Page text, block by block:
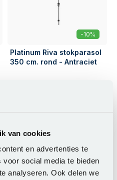
van cookies
en advertenties te
social media te bieden
analyseren. Ook delen we
-10%
Platinum Riva stokparasol
350 cm. rond - Antraciet